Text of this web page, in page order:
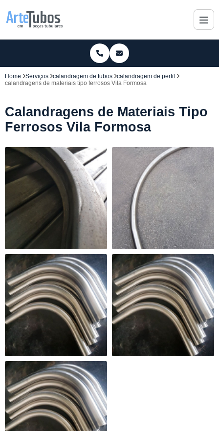
Home Serviços calandragem de tubos
calandragem de perfil
calandragens de materiais tipo ferrosos Vila Formosa
Calandragens de Materiais Tipo
Ferrosos Vila Formosa